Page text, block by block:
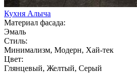
Кухня Алыча
Материал фасада:
Эмаль
Стиль:
Минимализм, Модерн, Хай-тек
Цвет:
Глянцевый, Желтый, Серый